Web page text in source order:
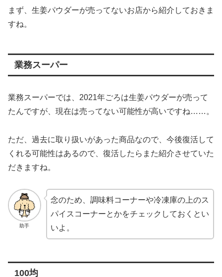
まず、生姜パウダーが売ってないお店から紹介しておきま
すね。
業務スーパー
業務スーパーでは、2021年ごろは生姜パウダーが売って
たんですが、現在は売ってない可能性が高いですね……。
ただ、過去に取り扱いがあった商品なので、今後復活して
くれる可能性はあるので、復活したらまた紹介させていた
だきますね。
助手
念のため、調味料コーナーや冷凍庫の上のス
パイスコーナーとかをチェックしておくとい
いよ。
100均